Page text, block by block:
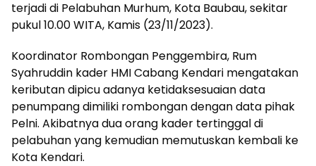
terjadi di Pelabuhan Murhum, Kota Baubau, sekitar
pukul 10.00 WITA, Kamis (23/11/2023).
Koordinator Rombongan Penggembira, Rum
Syahruddin kader HMI Cabang Kendari mengatakan
keributan dipicu adanya ketidaksesuaian data
penumpang dimiliki rombongan dengan data pihak
Pelni. Akibatnya dua orang kader tertinggal di
pelabuhan yang kemudian memutuskan kembali ke
Kota Kendari.